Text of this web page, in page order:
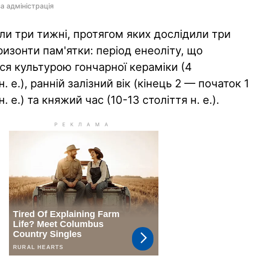
адміністрація
три тижні, протягом яких дослідили три
пам'ятки: період енеоліту, що
культурою гончарної кераміки (4
е.), ранній залізний вік (кінець 2 — початок 1
е.) та княжий час (10-13 століття н. е.).